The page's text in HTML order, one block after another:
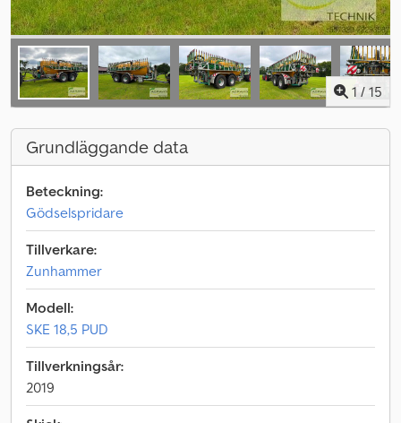
1 / 15
Grundläggande data
Beteckning:
Gödselspridare
Tillverkare:
Zunhammer
Modell:
SKE 18,5 PUD
Tillverkningsår:
2019